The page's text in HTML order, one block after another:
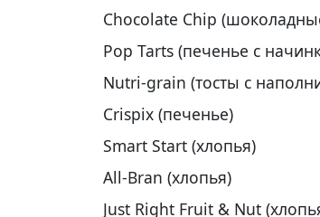
Chocolate Chip
Pop Tarts (печенье с
Nutri-grain (тосты с
Crispix (печенье)
Smart Start (хлопья)
All-Bran (хлопья)
Just Right Fruit & Nut